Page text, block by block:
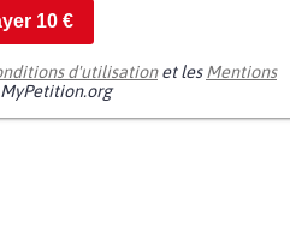
10€
d'utilisationet lesMentions